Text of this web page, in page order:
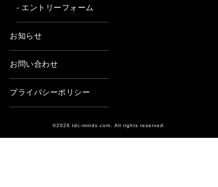
- エントリーフォーム
お知らせ
お問い合わせ
プライバシーポリシー
©2026 tdc-minds.com. All rights reserved.